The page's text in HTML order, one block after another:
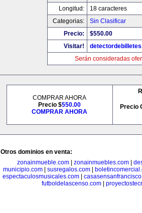
Longitud:
18 caracteres
Categorias:
Sin Clasificar
Precio:
$550.00
Visitar!
Serán consideradas
COMPRAR AHORA
Precio $550.00
COMPRAR AHORA
Precio
Otros dominios en venta:
zonainmueble.com
zonainmuebles.com
municipio.com| susregalos.com|
espectaculosmusicales.com|
futboldelascenso.com